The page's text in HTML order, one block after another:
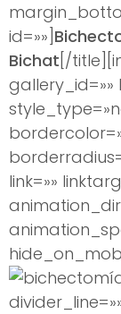
id=»»]
Bichat [/
gallery_id=»»
link=»»